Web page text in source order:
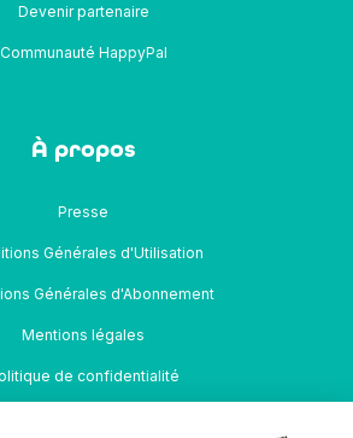
Devenir partenaire
Communauté HappyPal
À propos
Presse
Générales d'Utilisation
Générales d'Abonnement
Mentions légales
de confidentialité